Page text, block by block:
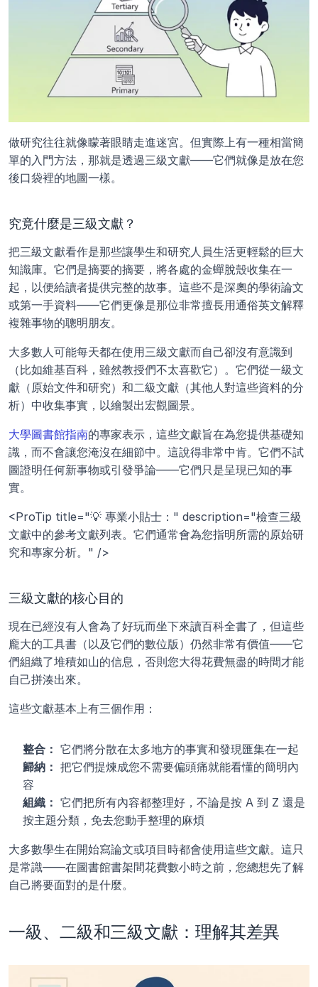
做研究往往就像矇著眼睛走進迷宮。但實際上有一種相當簡
單的入門方法，那就是透過三級文獻——它們就像是放在您
後口袋裡的地圖一樣。
究竟什麼是三級文獻？
把三級文獻看作是那些讓學生和研究人員生活更輕鬆的巨大
知識庫。它們是摘要的摘要，將各處的金蟬脫殼收集在一
起，以便給讀者提供完整的故事。這些不是深奧的學術論文
或第一手資料——它們更像是那位非常擅長用通俗英文解釋
複雜事物的聰明朋友。
大多數人可能每天都在使用三級文獻而自己卻沒有意識到
（比如維基百科，雖然教授們不太喜歡它）。它們從一級文
獻（原始文件和研究）和二級文獻（其他人對這些資料的分
析）中收集事實，以繪製出宏觀圖景。
大學圖書館指南的專家表示，這些文獻旨在為您提供基礎知
識，而不會讓您淹沒在細節中。這說得非常中肯。它們不試
圖證明任何新事物或引發爭論——它們只是呈現已知的事
實。
<ProTip title="💡 專業小貼士：" description="檢查三級
文獻中的參考文獻列表。它們通常會為您指明所需的原始研
究和專家分析。" />
三級文獻的核心目的
現在已經沒有人會為了好玩而坐下來讀百科全書了，但這些
龐大的工具書（以及它們的數位版）仍然非常有價值——它
們組織了堆積如山的信息，否則您大得花費無盡的時間才能
自己拼湊出來。
這些文獻基本上有三個作用：
整合： 它們將分散在太多地方的事實和發現匯集在一起
歸納： 把它們提煉成您不需要偏頭痛就能看懂的簡明內
容
組織： 它們把所有內容都整理好，不論是按 A 到 Z 還是
按主題分類，免去您動手整理的麻煩
大多數學生在開始寫論文或項目時都會使用這些文獻。這只
是常識——在圖書館書架間花費數小時之前，您總想先了解
自己將要面對的是什麼。
一級、二級和三級文獻：理解其差異